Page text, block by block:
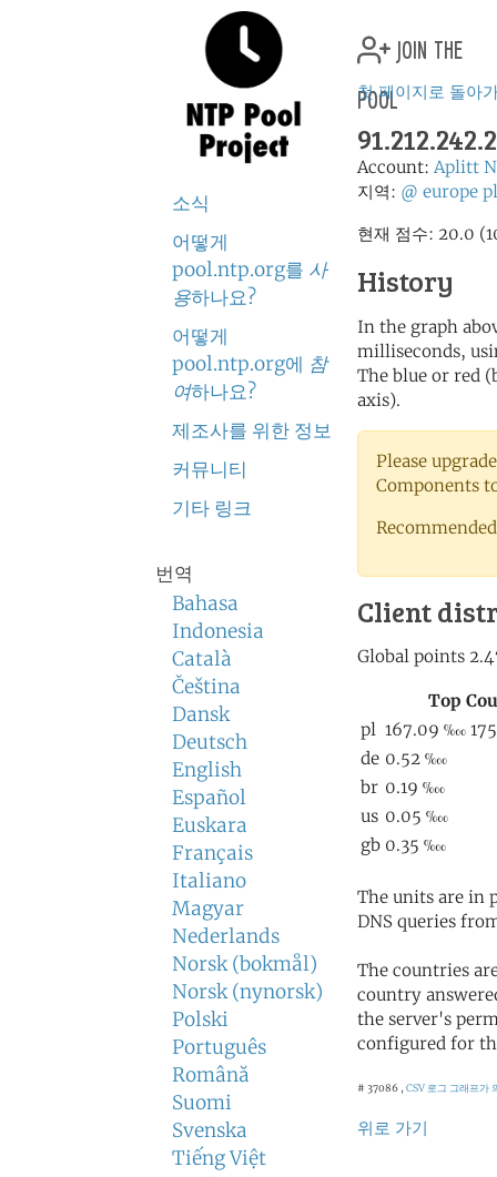
소식
어떻게
pool.ntp.org를 사
용하나요?
어떻게
pool.ntp.org에 참
여하나요?
제조사를 위한 정보
커뮤니티
기타 링크
번역
Bahasa
Indonesia
Català
Čeština
Dansk
Deutsch
English
Español
Euskara
Français
Italiano
Magyar
Nederlands
Norsk (bokmål)
Norsk (nynorsk)
Polski
Português
Română
Suomi
Svenska
Tiếng Việt
join the
pool
첫 페이지로 돌아
Account: Aplitt
지역: @ europe pl
현재 점수: 20.0
History
In the graph
milliseconds,
The blue or red
axis).
Please
Components
Client
The units are in
DNS queries
The countries
country
the server's
configured for
# 37086 , CSV 로그 그래프가
위로 가기